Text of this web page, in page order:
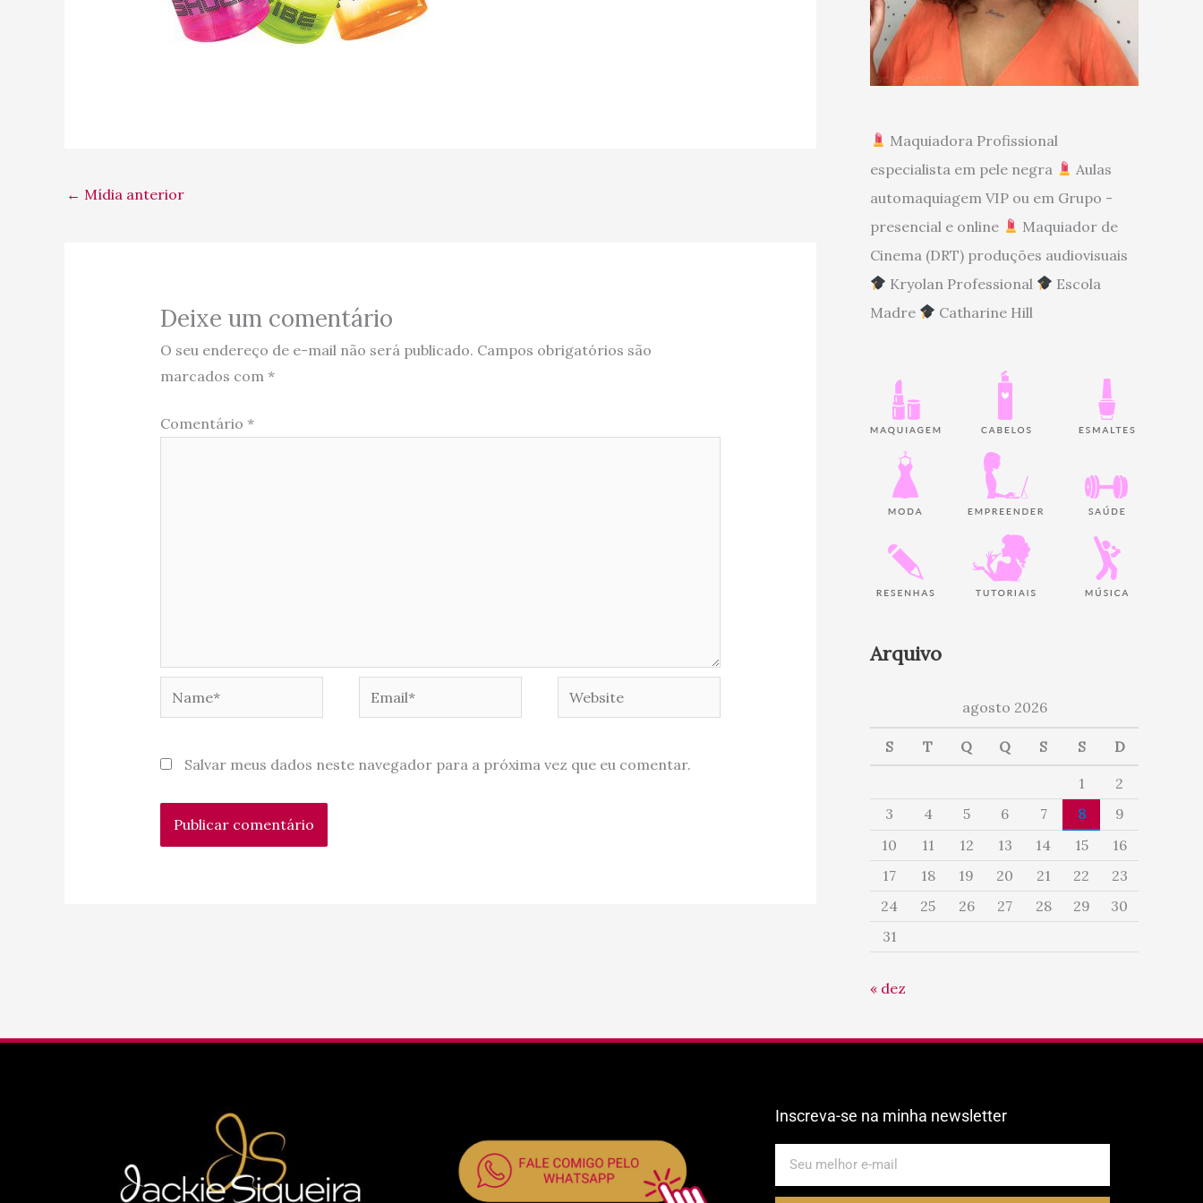
← Mídia anterior
Deixe um comentário
O seu endereço de e-mail não será publicado. Campos obrigatórios são
marcados com *
Comentário *
Website
Salvar meus dados neste navegador para a próxima vez que eu comentar.
Maquiadora Profissional
especialista em pele negra
Aulas
automaquiagem VIP ou em Grupo -
presencial e online
Maquiador de
Cinema (DRT) produções audiovisuais
Kryolan Professional
Escola
Madre
Catharine Hill
Arquivo
agosto 2026
S T Q Q S S D
1
2
3
4 5 6 7 8
9
10
11 12 13 14 15
16
17
18 19 20 21 22
23
24
25 26 27 28 29
30
31
« dez
Inscreva-se na minha newsletter